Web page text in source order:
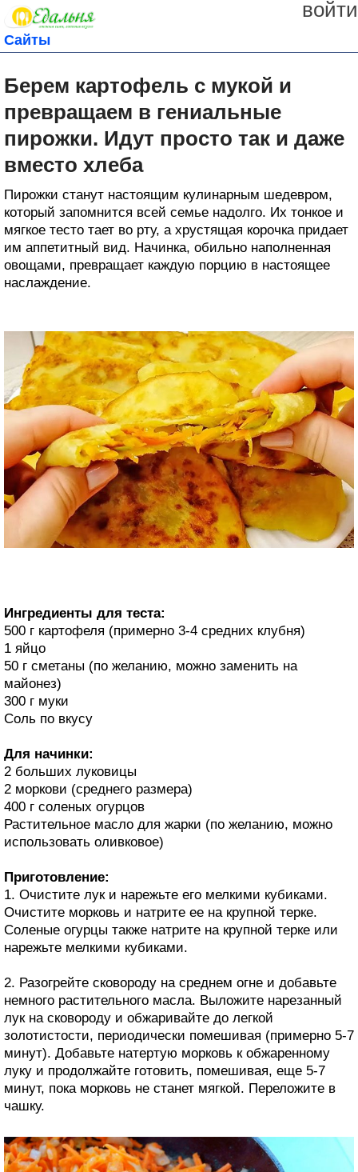
войти
Сайты
Берем картофель с мукой и
превращаем в гениальные
пирожки. Идут просто так и даже
вместо хлеба
Пирожки станут настоящим кулинарным шедевром,
который запомнится всей семье надолго. Их тонкое и
мягкое тесто тает во рту, а хрустящая корочка придает
им аппетитный вид. Начинка, обильно наполненная
овощами, превращает каждую порцию в настоящее
наслаждение.
Ингредиенты для теста:
500 г картофеля (примерно 3-4 средних клубня)
1 яйцо
50 г сметаны (по желанию, можно заменить на
майонез)
300 г муки
Соль по вкусу
Для начинки:
2 больших луковицы
2 моркови (среднего размера)
400 г соленых огурцов
Растительное масло для жарки (по желанию, можно
использовать оливковое)
Приготовление:
1. Очистите лук и нарежьте его мелкими кубиками.
Очистите морковь и натрите ее на крупной терке.
Соленые огурцы также натрите на крупной терке или
нарежьте мелкими кубиками.
2. Разогрейте сковороду на среднем огне и добавьте
немного растительного масла. Выложите нарезанный
лук на сковороду и обжаривайте до легкой
золотистости, периодически помешивая (примерно 5-7
минут). Добавьте натертую морковь к обжаренному
луку и продолжайте готовить, помешивая, еще 5-7
минут, пока морковь не станет мягкой. Переложите в
чашку.